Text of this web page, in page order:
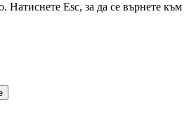
Натиснете Esc, за да се върнете към